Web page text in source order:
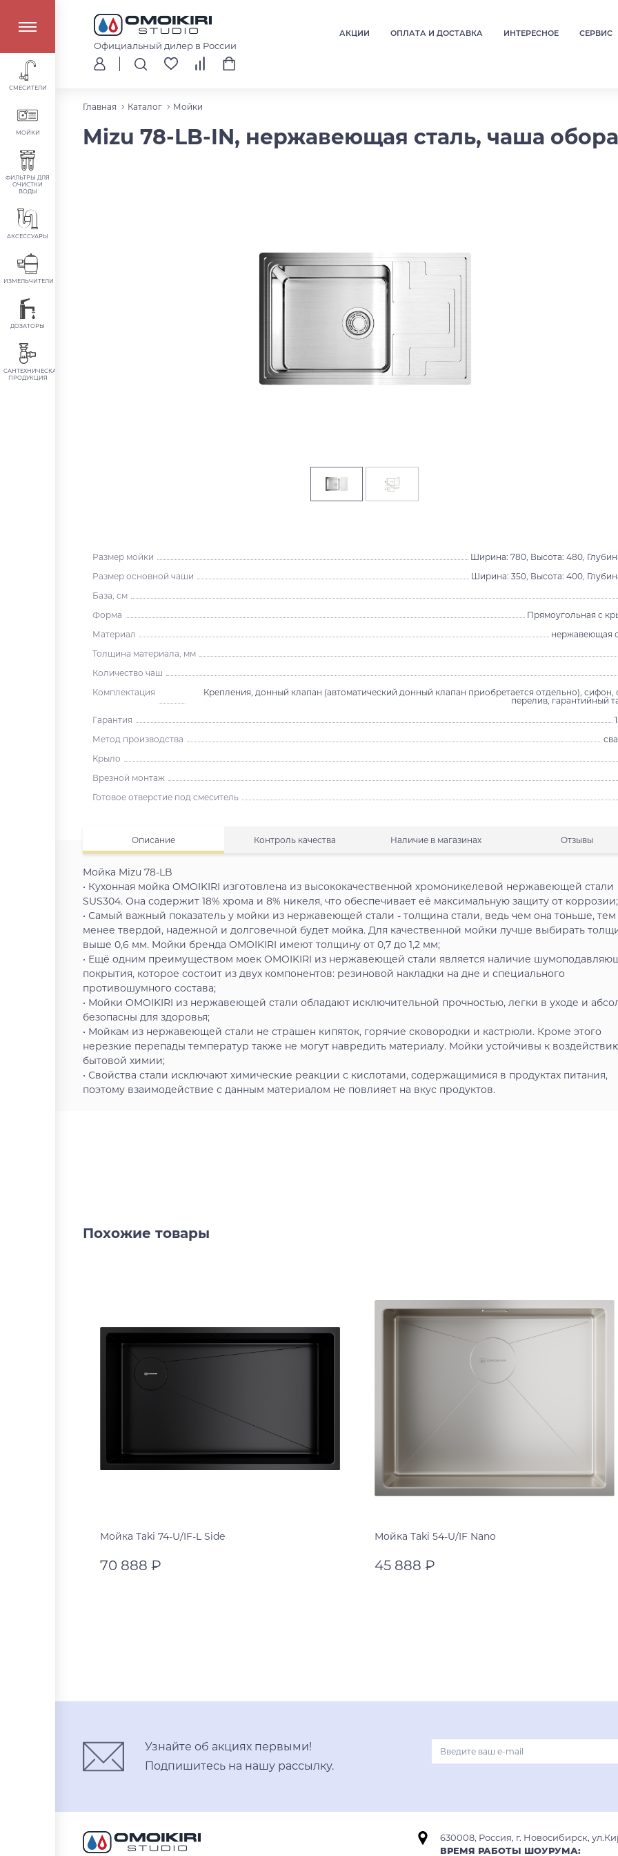
Официальный дилер в России
АКЦИИ ОПЛАТА И ДОСТАВКА ИНТЕРЕСНОЕ СЕРВИС
СМЕСИТЕЛИ
МОЙКИ
ФИЛЬТРЫ ДЛЯ
ОЧИСТКИ
ВОДЫ
АКСЕССУАРЫ
ИЗМЕЛЬЧИТЕЛИ
ДОЗАТОРЫ
САНТЕХНИЧЕСКАЯ
ПРОДУКЦИЯ
Главная Каталог Мойки
Mizu 78-LB-IN, нержавеющая сталь, чаша
Размер мойки
Ширина: 780, Высота: 480,
Размер основной чаши
Ширина: 350, Высота: 400,
База, см
Форма
Прямоугольная с
Материал
нержавеющая
Толщина материала, мм
Количество чаш
Комплектация
Крепления, донный клапан (автоматический донный клапан приобретается отдельно), сифон,
перелив, гарантийный
Гарантия
Метод производства
Крыло
Врезной монтаж
Готовое отверстие под смеситель
Описание Контроль качества Наличие в магазинах Отзывы
Мойка Mizu 78-LB
• Кухонная мойка OMOIKIRI изготовлена из высококачественной хромоникелевой нержавеющей стали
SUS304. Она содержит 18% хрома и 8% никеля, что обеспечивает её максимальную защиту от коррозии;
• Самый важный показатель у мойки из нержавеющей стали - толщина стали, ведь чем она тоньше, тем
менее твердой, надежной и долговечной будет мойка. Для качественной мойки лучше выбирать
выше 0,6 мм. Мойки бренда OMOIKIRI имеют толщину от 0,7 до 1,2 мм;
• Ещё одним преимуществом моек OMOIKIRI из нержавеющей стали является наличие
покрытия, которое состоит из двух компонентов: резиновой накладки на дне и специального
противошумного состава;
• Мойки OMOIKIRI из нержавеющей стали обладают исключительной прочностью, легки в уходе и
безопасны для здоровья;
• Мойкам из нержавеющей стали не страшен кипяток, горячие сковородки и кастрюли. Кроме этого
нерезкие перепады температур также не могут навредить материалу. Мойки устойчивы к
бытовой химии;
• Свойства стали исключают химические реакции с кислотами, содержащимися в продуктах питания,
поэтому взаимодействие с данным материалом не повлияет на вкус продуктов.
Похожие товары
Мойка Taki 74-U/IF-L Side
70 888 ₽
Мойка Taki 54-U/IF Nano
45 888 ₽
Узнайте об акциях первыми!
Подпишитесь на нашу рассылку.
630008, Россия, г. Новосибирск,
ВРЕМЯ РАБОТЫ ШОУРУМА: